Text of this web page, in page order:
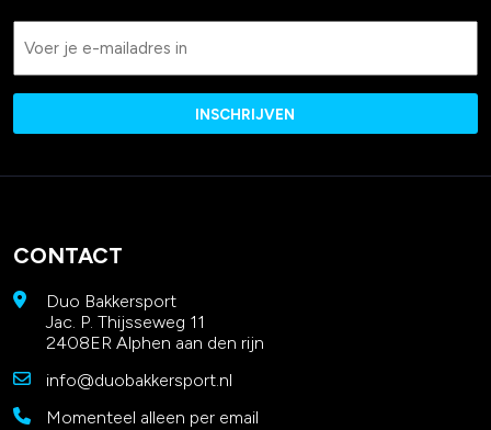
CONTACT
Duo Bakkersport
Jac. P. Thijsseweg 11
2408ER Alphen aan den rijn
info@duobakkersport.nl
Momenteel alleen per email